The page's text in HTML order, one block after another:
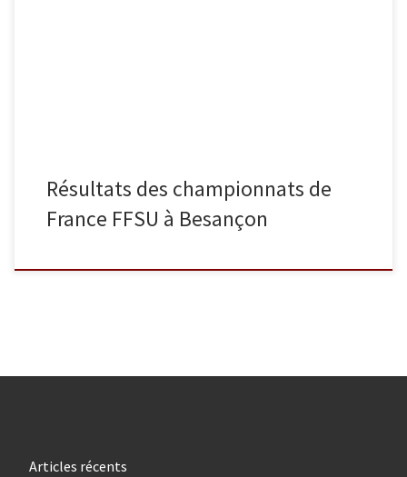
Résultats des championnats de
France FFSU à Besançon
Articles récents